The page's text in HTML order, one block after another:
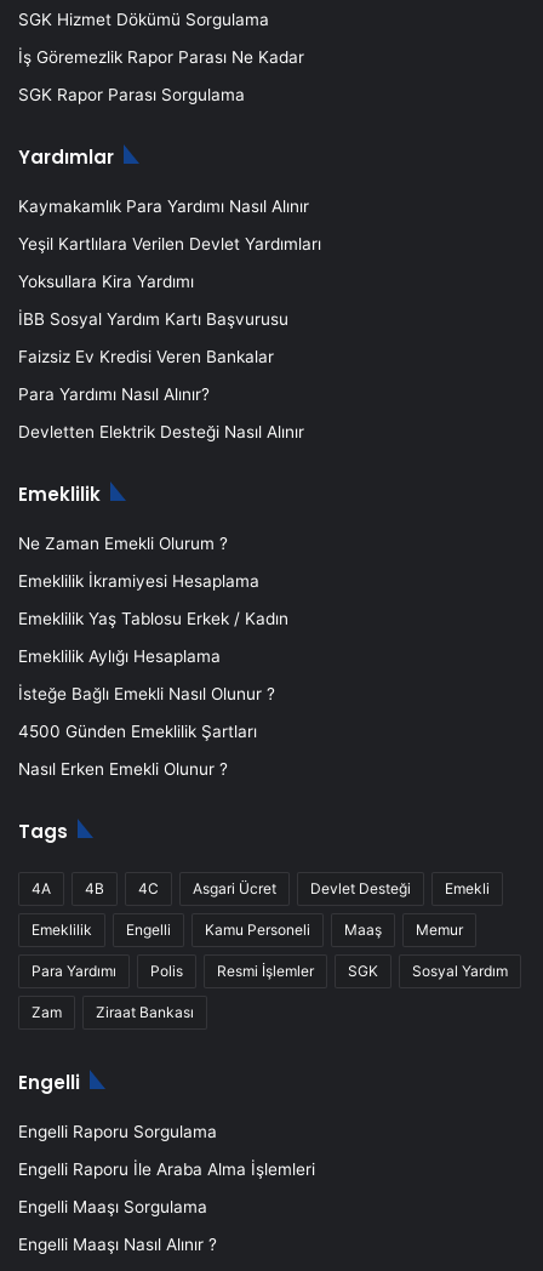
SGK Hizmet Dökümü Sorgulama
İş Göremezlik Rapor Parası Ne Kadar
SGK Rapor Parası Sorgulama
Yardımlar
Kaymakamlık Para Yardımı Nasıl Alınır
Yeşil Kartlılara Verilen Devlet Yardımları
Yoksullara Kira Yardımı
İBB Sosyal Yardım Kartı Başvurusu
Faizsiz Ev Kredisi Veren Bankalar
Para Yardımı Nasıl Alınır?
Devletten Elektrik Desteği Nasıl Alınır
Emeklilik
Ne Zaman Emekli Olurum ?
Emeklilik İkramiyesi Hesaplama
Emeklilik Yaş Tablosu Erkek / Kadın
Emeklilik Aylığı Hesaplama
İsteğe Bağlı Emekli Nasıl Olunur ?
4500 Günden Emeklilik Şartları
Nasıl Erken Emekli Olunur ?
Tags
4A 4B 4C Asgari Ücret Devlet Desteği Emekli
Emeklilik Engelli Kamu Personeli Maaş Memur
Para Yardımı Polis Resmi İşlemler SGK Sosyal Yardım
Zam Ziraat Bankası
Engelli
Engelli Raporu Sorgulama
Engelli Raporu İle Araba Alma İşlemleri
Engelli Maaşı Sorgulama
Engelli Maaşı Nasıl Alınır ?